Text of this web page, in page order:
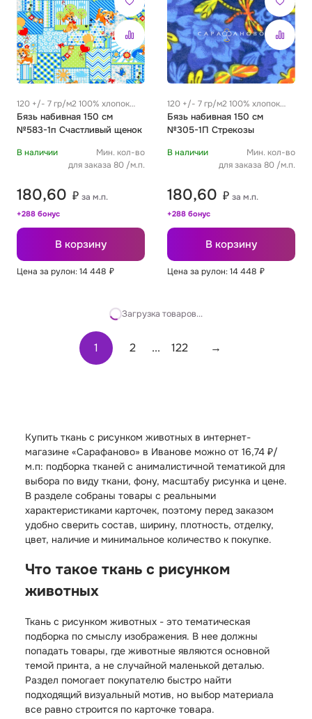
120 +/- 7 гр/м2 100% хлопок
0.32 м
Бязь набивная 150 см
№583-1п Счастливый щенок
В наличии
Мин. кол-во
для заказа 80 /м.п.
180,60 ₽ за м.п.
+288 бонус
В корзину
Цена за рулон: 14 448 ₽
120 +/- 7 гр/м2 100% хлопок
0.32 м
Бязь набивная 150 см
№305-1П Стрекозы
В наличии
Мин. кол-во
для заказа 80 /м.п.
180,60 ₽ за м.п.
+288 бонус
В корзину
Цена за рулон: 14 448 ₽
Загрузка товаров...
1 2 ... 122 →
Купить ткань с рисунком животных в интернет-
магазине «Сарафаново» в Иванове можно от 16,74 ₽/
м.п: подборка тканей с анималистичной тематикой для
выбора по виду ткани, фону, масштабу рисунка и цене.
В разделе собраны товары с реальными
характеристиками карточек, поэтому перед заказом
удобно сверить состав, ширину, плотность, отделку,
цвет, наличие и минимальное количество к покупке.
Что такое ткань с рисунком
животных
Ткань с рисунком животных - это тематическая
подборка по смыслу изображения. В нее должны
попадать товары, где животные являются основной
темой принта, а не случайной маленькой деталью.
Раздел помогает покупателю быстро найти
подходящий визуальный мотив, но выбор материала
все равно строится по карточке товара.